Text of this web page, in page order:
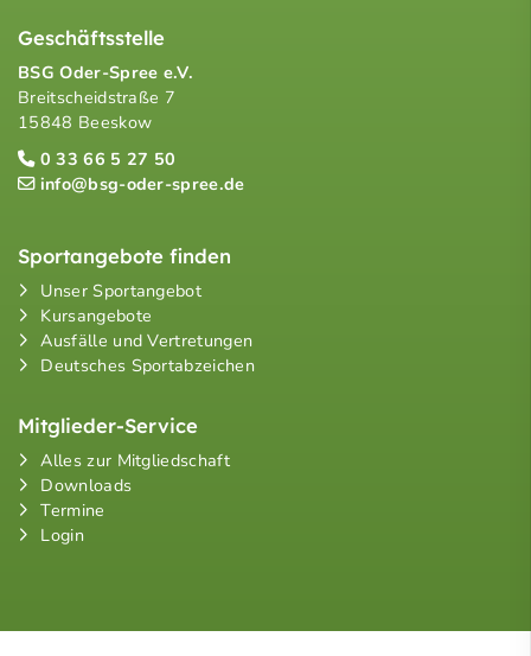
Geschäftsstelle
BSG Oder-Spree e.V.
Breitscheidstraße 7
15848 Beeskow
0 33 66 5 27 50
info@bsg-oder-spree.de
Sportangebote finden
Unser Sportangebot
Kursangebote
Ausfälle und Vertretungen
Deutsches Sportabzeichen
Mitglieder-Service
Alles zur Mitgliedschaft
Downloads
Termine
Login